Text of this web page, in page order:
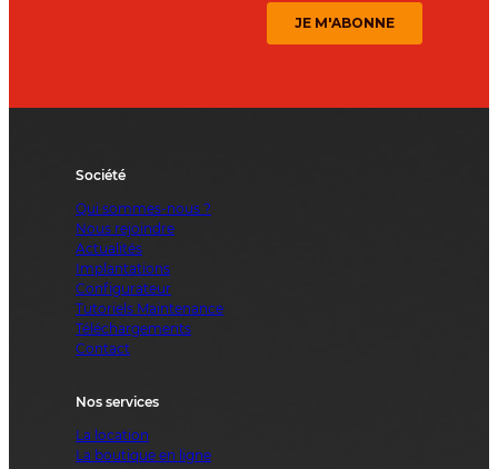
Société
Qui sommes-nous ?
Nous rejoindre
Actualités
Implantations
Configurateur
Tutoriels Maintenance
Téléchargements
Contact
Nos services
La location
La boutique en ligne